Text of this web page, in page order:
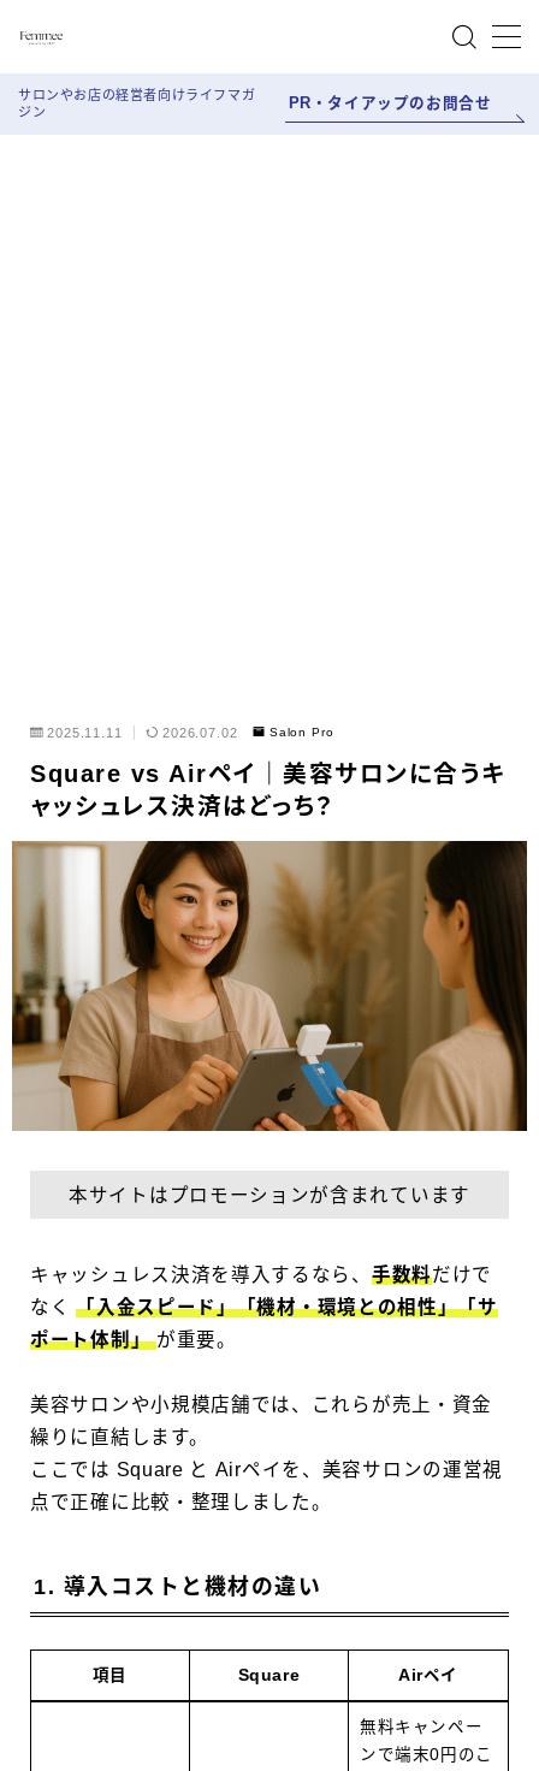
MENU
サロンやお店の経営者向けライフマガ
ジン
PR・タイアップのお問合せ
2025.11.11 2026.07.02 Salon Pro
Square vs Airペイ｜美容サロンに合うキ
ャッシュレス決済はどっち？
本サイトはプロモーションが含まれています
キャッシュレス決済を導入するなら、 手数料だけで
なく「入金スピード」「機材・環境との相性」「サ
ポート体制」 が重要。
美容サロンや小規模店舗では、これらが売上・資金
繰りに直結します。
ここでは Square と Airペイを、美容サロンの運営視
点で正確に比較・整理しました。
1. 導入コストと機材の違い
項目 Square Airペイ
無料キャンペー
ンで端末0円のこ